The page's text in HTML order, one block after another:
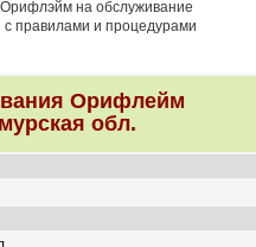
Орифлэйм на обслуживание
с правилами и процедурами
Орифлейм
обл.